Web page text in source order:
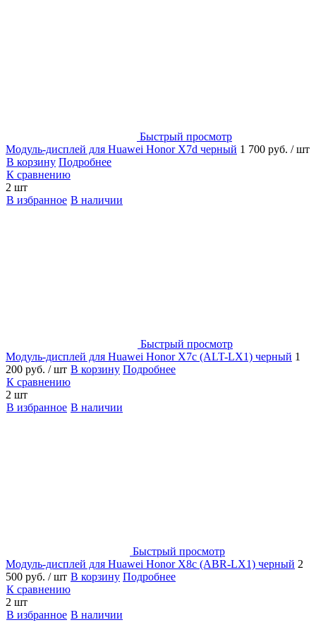
Быстрый просмотр
Модуль-дисплей для Huawei Honor X7d черный 1 700 руб. / шт
В корзину Подробнее
К сравнению
2 шт
В избранное В наличии
Быстрый просмотр
Модуль-дисплей для Huawei Honor X7c (ALT-LX1) черный 1
200 руб. / шт В корзину Подробнее
К сравнению
2 шт
В избранное В наличии
Быстрый просмотр
Модуль-дисплей для Huawei Honor X8c (ABR-LX1) черный 2
500 руб. / шт В корзину Подробнее
К сравнению
2 шт
В избранное В наличии